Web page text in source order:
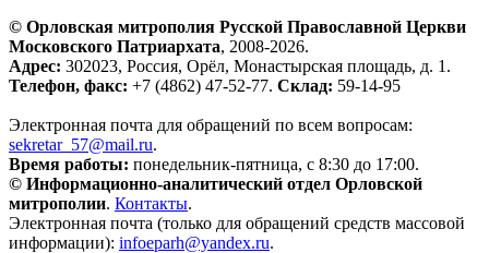
© Орловская митрополия Русской Православной Церкви
Московского Патриархата, 2008-2026.
Адрес: 302023, Россия, Орёл, Монастырская площадь, д. 1.
Телефон, факс: +7 (4862) 47-52-77. Склад: 59-14-95
Электронная почта для обращений по всем вопросам:
sekretar_57@mail.ru(ссылка для отправки email)
.
Время работы: понедельник-пятница, с 8:30 до 17:00.
© Информационно-аналитический отдел Орловской
митрополии. Контакты.
Электронная почта (только для обращений средств массовой
информации): infoeparh@yandex.ru(ссылка для отправки email)
.